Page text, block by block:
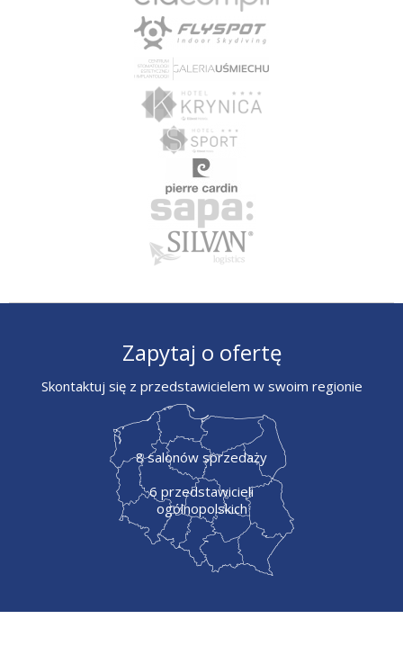
Zapytaj o ofertę
Skontaktuj się z przedstawicielem w swoim regionie
8 salonów sprzedaży
6 przedstawicieli
ogólnopolskich